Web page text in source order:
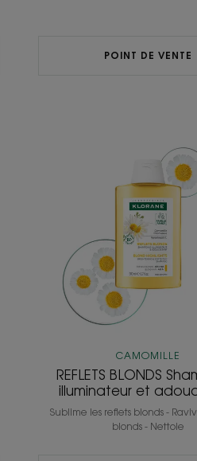
POINT DE VENTE
et
CAMOMILLE
REFLETS BLONDS
illuminateur et
Sublime les reflets blonds -
blonds - Nettoie